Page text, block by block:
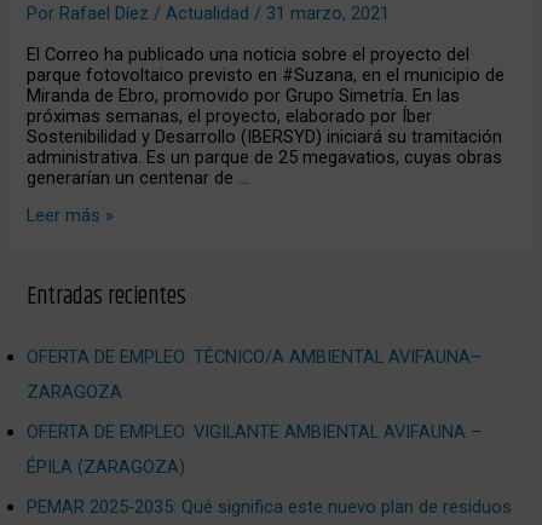
Por Rafael Díez/Actualidad / 31 marzo, 2021
El Correo ha publicado una noticia sobre el proyecto del
parque fotovoltaico previsto en #Suzana, en el municipio de
Miranda de Ebro, promovido por Grupo Simetría. En las
próximas semanas, el proyecto, elaborado por Íber
Sostenibilidad y Desarrollo (IBERSYD) iniciará su tramitación
administrativa. Es un parque de 25 megavatios, cuyas obras
generarían un centenar de …
#Suzana,
El
Correo
Leer más »
Entradas recientes
OFERTA DE EMPLEO: TÉCNICO/A AMBIENTAL AVIFAUNA–
ZARAGOZA
OFERTA DE EMPLEO: VIGILANTE AMBIENTAL AVIFAUNA –
ÉPILA (ZARAGOZA)
PEMAR 2025‑2035: Qué significa este nuevo plan de residuos